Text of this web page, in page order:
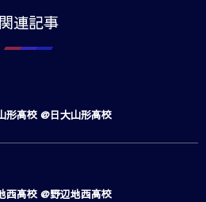
関連記事
形高校 @日大山形高校
西高校 @野辺地西高校